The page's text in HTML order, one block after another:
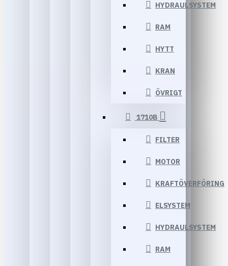
HYDRAULSYSTEM
RAM
HYTT
KRAN
ÖVRIGT
1710B
FILTER
MOTOR
KRAFTÖVERFÖRING
ELSYSTEM
HYDRAULSYSTEM
RAM